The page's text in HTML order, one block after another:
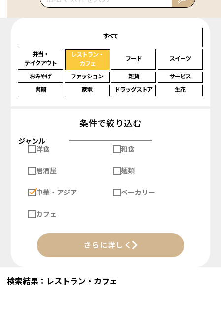
すべて
弁当・
テイクアウト
レストラン・
カフェ
フード スイーツ
おみやげ ファッション 雑貨
サービス
書籍
家電 ドラッグストア 生花
条件で絞り込む
ジャンル
洋食
和食
居酒屋 麺類
中華・アジア ベーカリー
カフェ
さらに詳しく
検索結果：レストラン・カフェ